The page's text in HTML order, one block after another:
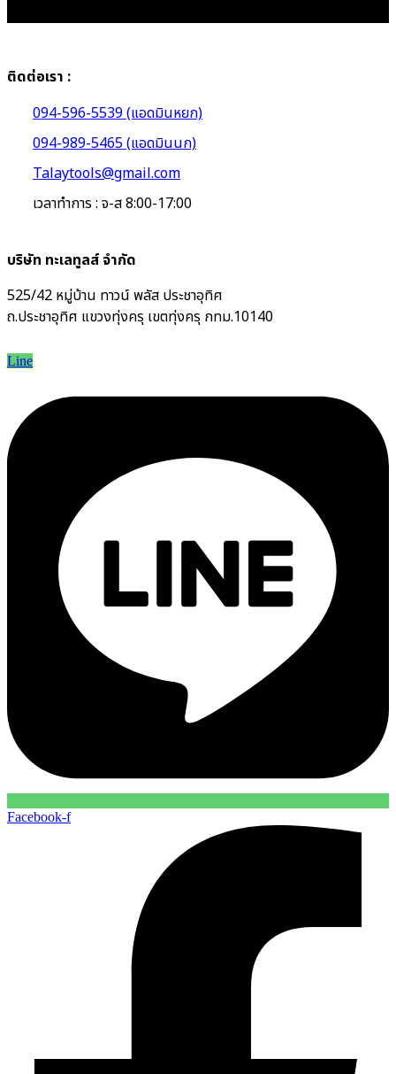
ติดต่อเรา :
094-596-5539 (แอดมินหยก)
094-989-5465 (แอดมินนก)
Talaytools@gmail.com
เวลาทำการ : จ-ส 8:00-17:00
บริษัท ทะเลทูลส์ จำกัด
525/42 หมู่บ้าน ทาวน์ พลัส ประชาอุทิศ
ถ.ประชาอุทิศ แขวงทุ่งครุ เขตทุ่งครุ กทม.10140
Line
Facebook-f